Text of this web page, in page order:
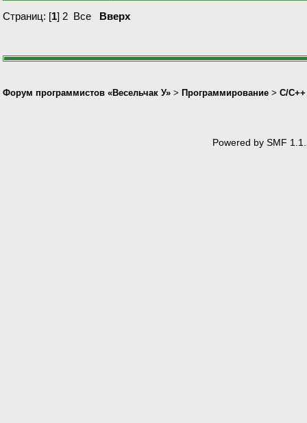
Страниц: [1] 2 Все Вверх
Форум программистов «Весельчак У» > Программирование > C/C++
Powered by SMF